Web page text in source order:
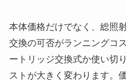
本体価格だけでなく、総照
交換の可否がランニングコ
ートリッジ交換式か使い切
ストが大きく変わります。